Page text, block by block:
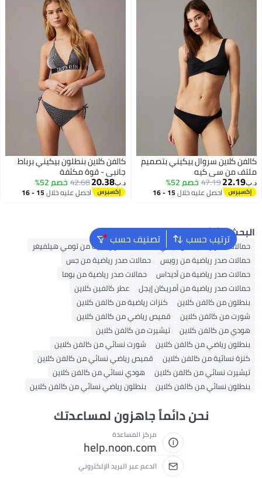
كلاين سروال بيكيني بتصميم
من سي كيه
47.19خصم 52%
احصل عليه خلال 15 - 16
كالفن كلاين بنطلون بيكيني برباط
جانبي - قوة مكثفة
20.38
42.68خصم 52%
احصل عليه خلال 15 - 16
ترتيب حسب تصنيف حسب الشائع
صدر رياضية من نايكي
حمالات صدر رياضية من تومي هيلفيغر
صدر رياضية من رويس
حمالات صدر رياضية من جس
صدر رياضية من أديداس
حمالات صدر رياضية من بوما
صدر رياضية من أمريكان إيجل
عطر كالفين كلاين
من كالفن كلاين
كنزات رياضية من كالفن كلاين
من كالفن كلاين
قميص رياضي من كالفن كلاين
من كالفن كلاين
تيشيرت من كالفن كلاين
رياضي من كالفن كلاين
شورت نسائي من كالفن كلاين
نسائية من كالفن كلاين
قميص رياضي نسائي من كالفن كلاين
نسائي من كالفن كلاين
هودي نسائي من كالفن كلاين
نسائي من كالفن كلاين
بنطلون رياضي نسائي من كالفن كلاين
نحن دائماً جاهزون لمساعدتك
مركز المساعدة
help.noon.com
الدعم عبر البريد الإلكتروني